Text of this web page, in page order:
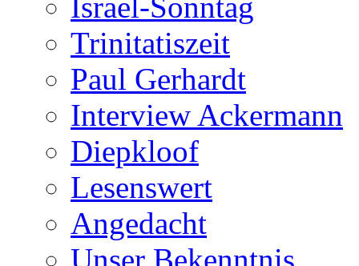
Trinitatiszeit
Paul Gerhardt
Interview Ackermann
Diepkloof
Lesenswert
Angedacht